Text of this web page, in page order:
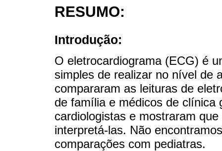
RESUMO:
Introdução:
O eletrocardiograma (ECG) é
simples de realizar no nível de
compararam as leituras de
de família e médicos de clínica
cardiologistas e mostraram
interpretá-las. Não
comparações com pediatras.